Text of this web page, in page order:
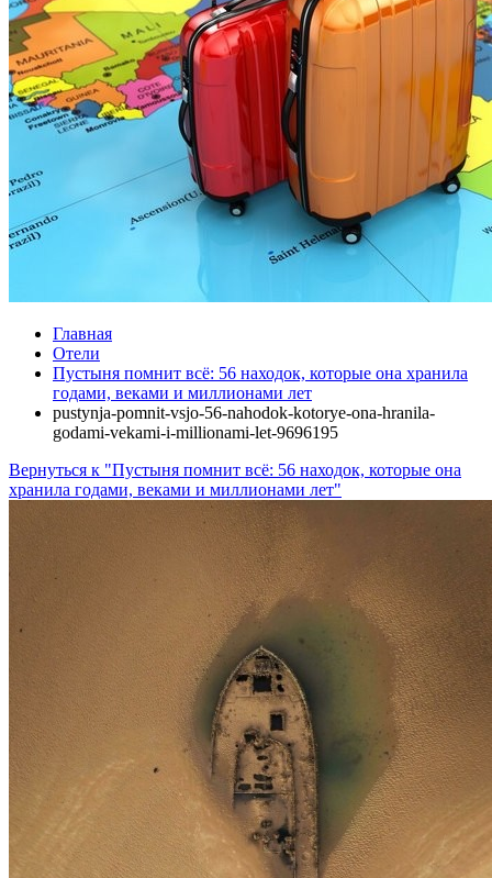
Главная
Отели
Пустыня помнит всё: 56 находок, которые она хранила
годами, веками и миллионами лет
pustynja-pomnit-vsjo-56-nahodok-kotorye-ona-hranila-
godami-vekami-i-millionami-let-9696195
Вернуться к "Пустыня помнит всё: 56 находок, которые она
хранила годами, веками и миллионами лет"